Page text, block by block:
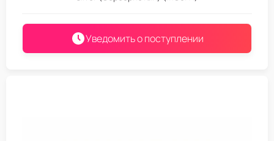
Уведомить о поступлении